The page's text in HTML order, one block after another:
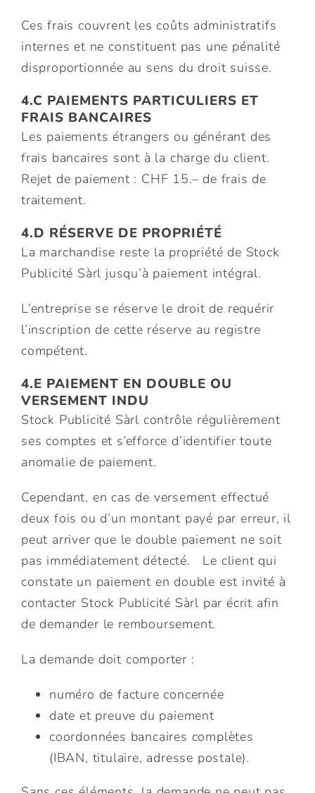
Ces frais couvrent les coûts administratifs
internes et ne constituent pas une pénalité
disproportionnée au sens du droit suisse.
4.C PAIEMENTS PARTICULIERS ET
FRAIS BANCAIRES
Les paiements étrangers ou générant des
frais bancaires sont à la charge du client.
Rejet de paiement : CHF 15.– de frais de
traitement.
4.D RÉSERVE DE PROPRIÉTÉ
La marchandise reste la propriété de Stock
Publicité Sàrl jusqu’à paiement intégral.
L’entreprise se réserve le droit de requérir
l’inscription de cette réserve au registre
compétent.
4.E PAIEMENT EN DOUBLE OU
VERSEMENT INDU
Stock Publicité Sàrl contrôle régulièrement
ses comptes et s’efforce d’identifier toute
anomalie de paiement.
Cependant, en cas de versement effectué
deux fois ou d’un montant payé par erreur, il
peut arriver que le double paiement ne soit
pas immédiatement détecté. Le client qui
constate un paiement en double est invité à
contacter Stock Publicité Sàrl par écrit afin
de demander le remboursement.
La demande doit comporter :
numéro de facture concernée
date et preuve du paiement
coordonnées bancaires complètes
(IBAN, titulaire, adresse postale).